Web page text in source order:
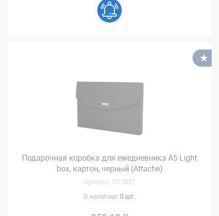
Подарочная коробка для ежедневника А5 Light
box, картон, черный (Attache)
Артикул: 1013821
В наличии: 0 шт.